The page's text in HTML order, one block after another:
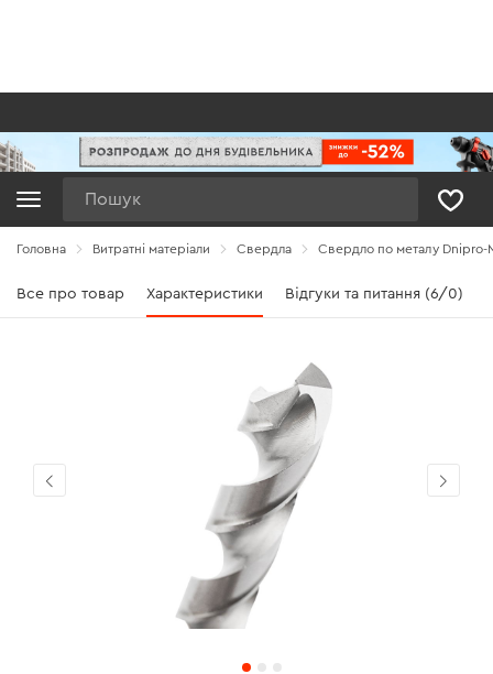
Головна Витратні матеріали Свердла Свердло по металу Dnipro-
Все про товар Характеристики Відгуки та питання (6/0)